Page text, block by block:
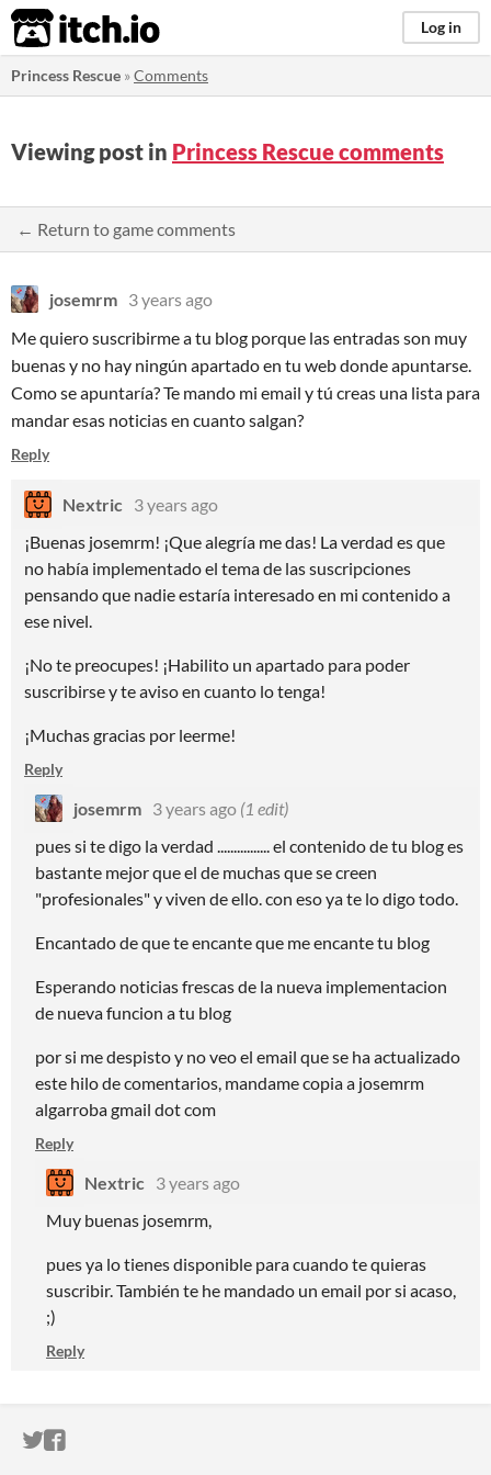
itch.io Log in
Princess Rescue »Comments
Viewing post in Princess Rescue comments
← Return to game comments
josemrm 3 years ago
Me quiero suscribirme a tu blog porque las entradas son muy
buenas y no hay ningún apartado en tu web donde apuntarse.
Como se apuntaría? Te mando mi email y tú creas una lista para
mandar esas noticias en cuanto salgan?
Reply
Nextric 3 years ago
¡Buenas josemrm! ¡Que alegría me das! La verdad es que
no había implementado el tema de las suscripciones
pensando que nadie estaría interesado en mi contenido a
ese nivel.
¡No te preocupes! ¡Habilito un apartado para poder
suscribirse y te aviso en cuanto lo tenga!
¡Muchas gracias por leerme!
Reply
josemrm 3 years ago (1 edit)
pues si te digo la verdad ................ el contenido de tu blog es
bastante mejor que el de muchas que se creen
"profesionales" y viven de ello. con eso ya te lo digo todo.
Encantado de que te encante que me encante tu blog
Esperando noticias frescas de la nueva implementacion
de nueva funcion a tu blog
por si me despisto y no veo el email que se ha actualizado
este hilo de comentarios, mandame copia a josemrm
algarroba gmail dot com
Reply
Nextric 3 years ago
Muy buenas josemrm,
pues ya lo tienes disponible para cuando te quieras
suscribir. También te he mandado un email por si acaso,
;)
Reply
ITCH.IO ON TWITTER
ITCH.IO ON FACEBOOK